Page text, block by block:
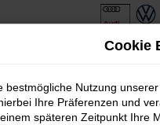
Cookie
bestmögliche Nutzung
Ihre Präferenzen und
späteren Zeitpunkt